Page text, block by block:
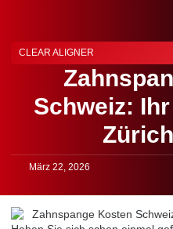
CLEAR ALIGNER
Schweiz:
März 22, 2026